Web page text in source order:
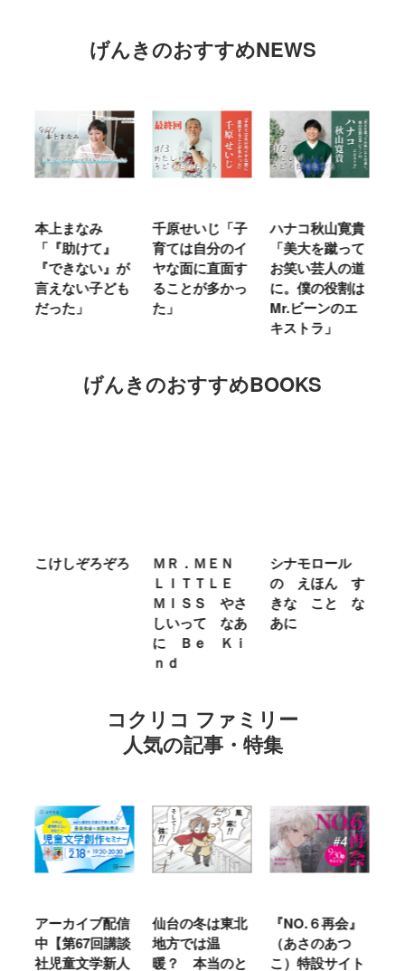
げんきのおすすめNEWS
本上まなみ
「『助けて』
『できない』が
言えない子ども
だった」
千原せいじ「子
育ては自分のイ
ヤな面に直面す
ることが多かっ
た」
ハナコ秋山寛貴
「美大を蹴って
お笑い芸人の道
に。僕の役割は
Mr.ビーンのエ
キストラ」
げんきのおすすめBOOKS
こけしぞろぞろ
ＭＲ．ＭＥＮ
ＬＩＴＴＬＥ
ＭＩＳＳ やさ
しいって なあ
に Ｂｅ Ｋｉ
ｎｄ
シナモロール
の えほん す
きな こと な
あに
コクリコ ファミリー
人気の記事・特集
アーカイブ配信
中【第67回講談
社児童文学新人
仙台の冬は東北
地方では温
暖？ 本当のと
『NO.６再会』
（あさのあつ
こ）特設サイト